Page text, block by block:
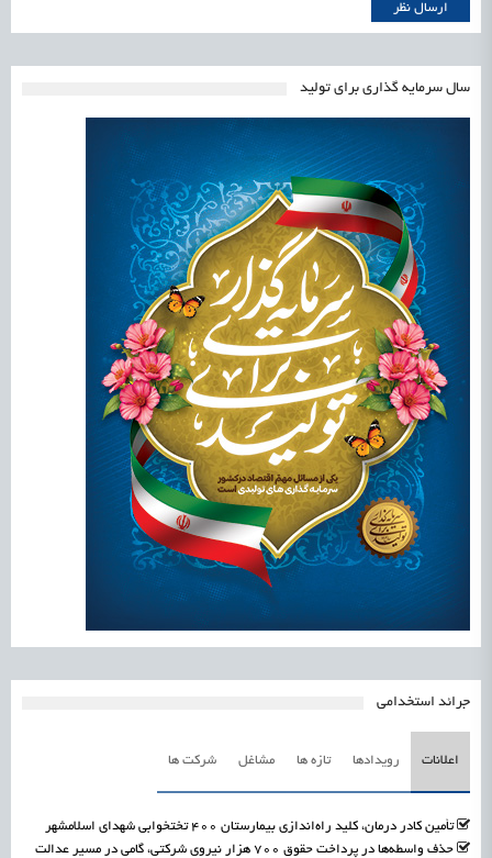
سال سرمایه گذاری برای تولید
جرائد استخدامی
اعلانات رویدادها تازه ها مشاغل شرکت ها
تأمین کادر درمان، کلید راه‌اندازی بیمارستان ۴۰۰ تختخوابی شهدای اسلامشهر
حذف واسطه‌ها در پرداخت حقوق ۷۰۰ هزار نیروی شرکتی، گامی در مسیر عدالت